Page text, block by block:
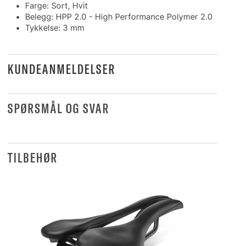
Farge: Sort, Hvit
Belegg: HPP 2.0 - High Performance Polymer 2.0
Tykkelse: 3 mm
KUNDEANMELDELSER
SPØRSMÅL OG SVAR
TILBEHØR